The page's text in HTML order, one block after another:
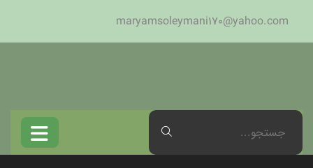
maryamsoleymani170@yahoo.com